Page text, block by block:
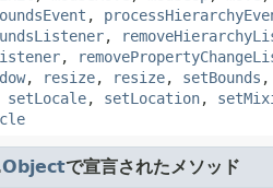
,
,
,
, resize, resize, setBounds ,
setLocale, setLocation,
Objectで宣言されたメソッド